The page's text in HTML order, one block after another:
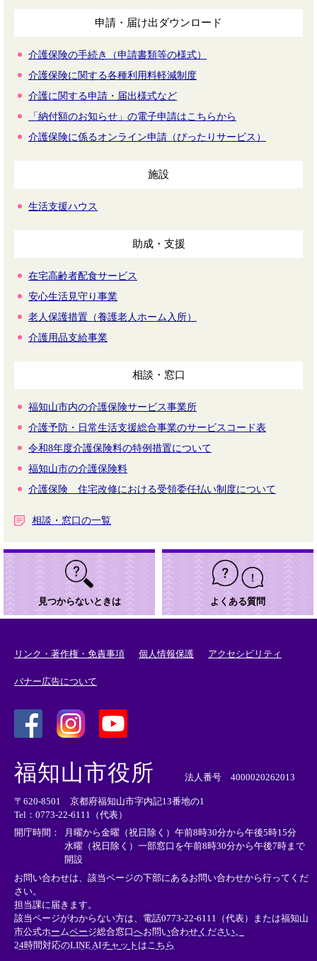
申請・届け出ダウンロード
介護保険の手続き（申請書類等の様式）
介護保険に関する各種利用料軽減制度
介護に関する申請・届出様式など
「納付額のお知らせ」の電子申請はこちらから
介護保険に係るオンライン申請（ぴったりサービス）
施設
生活支援ハウス
助成・支援
在宅高齢者配食サービス
安心生活見守り事業
老人保護措置（養護老人ホーム入所）
介護用品支給事業
相談・窓口
福知山市内の介護保険サービス事業所
介護予防・日常生活支援総合事業のサービスコード表
令和8年度介護保険料の特例措置について
福知山市の介護保険料
介護保険 住宅改修における受領委任払い制度について
相談・窓口の一覧
見つからないときは よくある質問
リンク・著作権・免責事項 個人情報保護 アクセシビリティ
バナー広告について
外
部
リ
ン
ク
＞
外
リ
ン
ク
＞
外
部
ン
ク
＞
福知山市役所 法人番号 4000020262013
〒620-8501 京都府福知山市字内記13番地の1
Tel：0773-22-6111（代表）
開庁時間：
月曜から金曜（祝日除く）午前8時30分から午後5時15分
水曜（祝日除く）一部窓口を午前8時30分から午後7時まで
開設
お問い合わせは、該当ページの下部にあるお問い合わせから行ってくだ
さい。
担当課に届きます。
該当ページがわからない方は、電話0773-22-6111（代表）または福知山
市公式ホームページ総合窓口へお問い合わせください。
24時間対応のLINE AIチャットはこちら